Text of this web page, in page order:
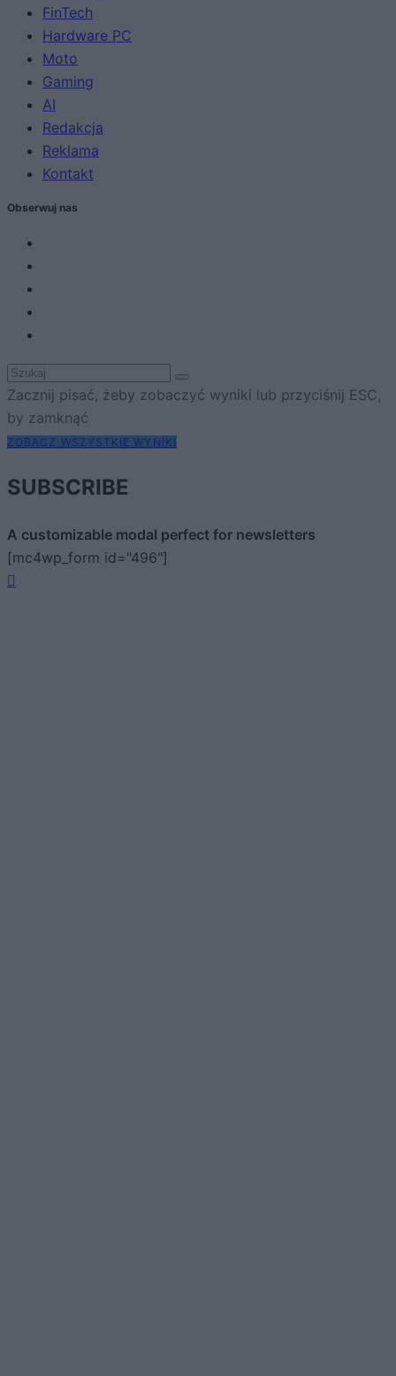
FinTech
Hardware PC
Moto
Gaming
AI
Redakcja
Reklama
Kontakt
Obserwuj nas
Zacznij pisać, żeby zobaczyć wyniki lub przyciśnij ESC,
by zamknąć
ZOBACZ WSZYSTKIE WYNIKI
SUBSCRIBE
A customizable modal perfect for newsletters
[mc4wp_form id="496"]